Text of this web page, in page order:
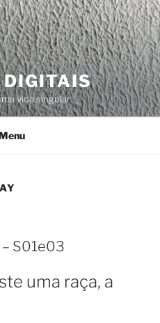
DIGITAIS
vida singular
S01e03
uma raça, a